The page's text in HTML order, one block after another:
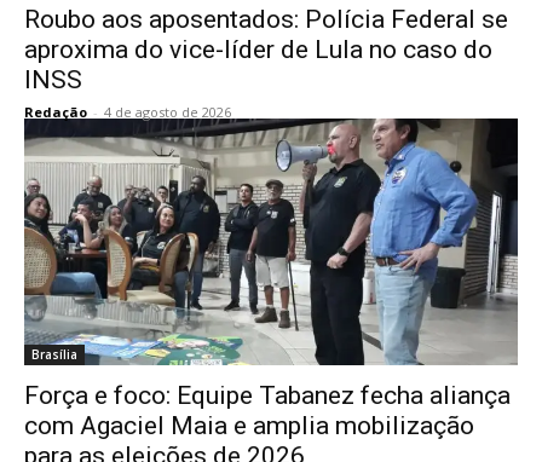
Roubo aos aposentados: Polícia Federal se
aproxima do vice-líder de Lula no caso do
INSS
Redação - 4 de agosto de 2026
Brasília
Força e foco: Equipe Tabanez fecha aliança
com Agaciel Maia e amplia mobilização
para as eleições de 2026